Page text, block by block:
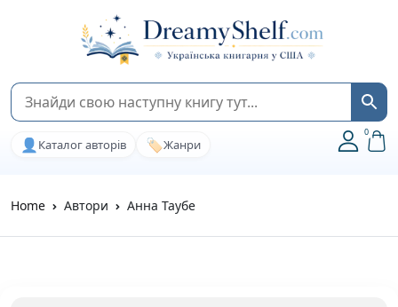
👤 Каталог авторів 🏷️Жанри
0
Home Автори Анна Таубе